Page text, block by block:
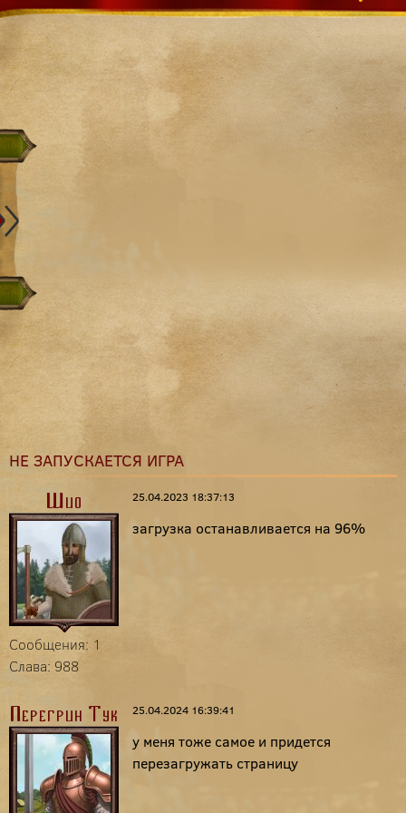
НЕ ЗАПУСКАЕТСЯ ИГРА
Шио
Сообщения: 1
Слава: 988
25.04.2023 18:37:13
загрузка останавливается на 96%
Перегрин Тук 25.04.2024 16:39:41
у меня тоже самое и придется
перезагружать страницу